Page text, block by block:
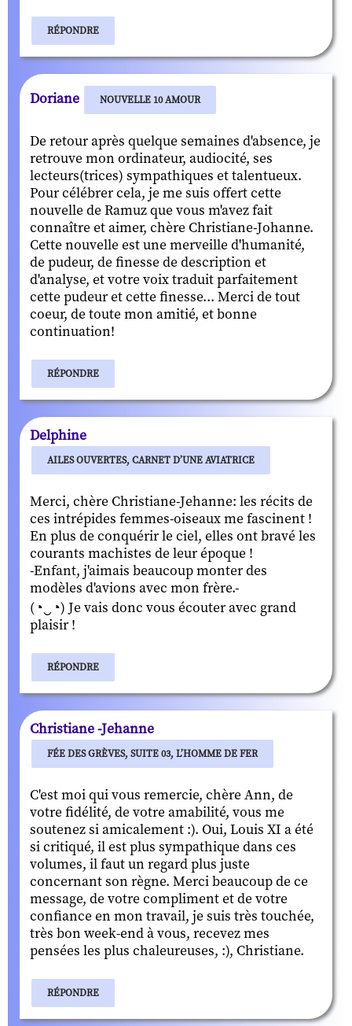
RÉPONDRE
Doriane NOUVELLE 10 AMOUR
De retour après quelque semaines d'absence, je
retrouve mon ordinateur, audiocité, ses
lecteurs(trices) sympathiques et talentueux.
Pour célébrer cela, je me suis offert cette
nouvelle de Ramuz que vous m'avez fait
connaître et aimer, chère Christiane-Johanne.
Cette nouvelle est une merveille d'humanité,
de pudeur, de finesse de description et
d'analyse, et votre voix traduit parfaitement
cette pudeur et cette finesse... Merci de tout
coeur, de toute mon amitié, et bonne
continuation!
RÉPONDRE
Delphine
AILES OUVERTES, CARNET D’UNE AVIATRICE
Merci, chère Christiane-Jehanne: les récits de
ces intrépides femmes-oiseaux me fascinent !
En plus de conquérir le ciel, elles ont bravé les
courants machistes de leur époque !
-Enfant, j'aimais beaucoup monter des
modèles d'avions avec mon frère.-
(◔‿◔) Je vais donc vous écouter avec grand
plaisir !
RÉPONDRE
Christiane -Jehanne
FÉE DES GRÈVES, SUITE 03, L’HOMME DE FER
C'est moi qui vous remercie, chère Ann, de
votre fidélité, de votre amabilité, vous me
soutenez si amicalement :). Oui, Louis XI a été
si critiqué, il est plus sympathique dans ces
volumes, il faut un regard plus juste
concernant son règne. Merci beaucoup de ce
message, de votre compliment et de votre
confiance en mon travail, je suis très touchée,
très bon week-end à vous, recevez mes
pensées les plus chaleureuses, :), Christiane.
RÉPONDRE